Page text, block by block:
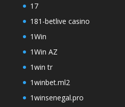
17
181-betlive casino
1Win
1Win AZ
1win tr
1winbet.ml2
1winsenegal.pro